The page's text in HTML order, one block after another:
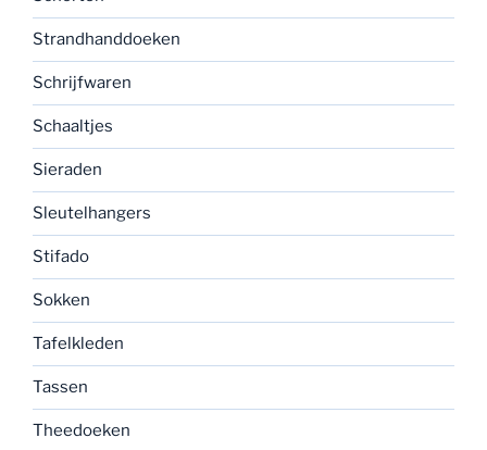
Strandhanddoeken
Schrijfwaren
Schaaltjes
Sieraden
Sleutelhangers
Stifado
Sokken
Tafelkleden
Tassen
Theedoeken